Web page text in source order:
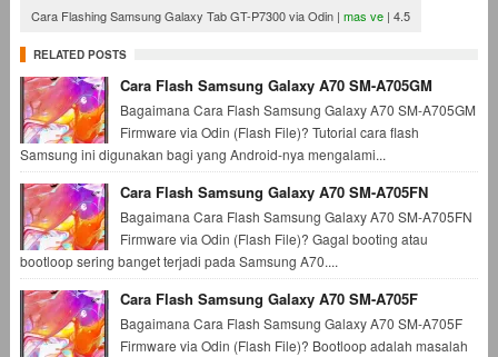
Cara Flashing Samsung Galaxy Tab GT-P7300 via Odin| mas ve | 4.5
RELATED POSTS
Cara Flash Samsung Galaxy A70 SM-A705GM
Bagaimana Cara Flash Samsung Galaxy A70 SM-A705GM
Firmware via Odin (Flash File)? Tutorial cara flash
Samsung ini digunakan bagi yang Android-nya mengalami...
Cara Flash Samsung Galaxy A70 SM-A705FN
Bagaimana Cara Flash Samsung Galaxy A70 SM-A705FN
Firmware via Odin (Flash File)? Gagal booting atau
bootloop sering banget terjadi pada Samsung A70....
Cara Flash Samsung Galaxy A70 SM-A705F
Bagaimana Cara Flash Samsung Galaxy A70 SM-A705F
Firmware via Odin (Flash File)? Bootloop adalah masalah